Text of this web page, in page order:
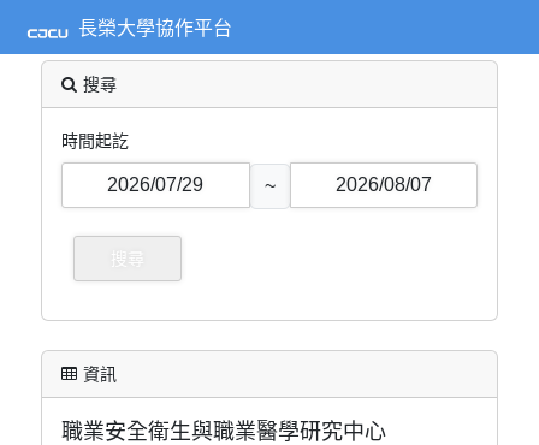
長榮大學協作平台
搜尋
時間起訖
~
資訊
職業安全衛生與職業醫學研究中心